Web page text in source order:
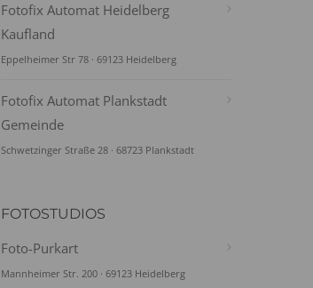
Fotofix Automat Heidelberg
Kaufland
Eppelheimer Str 78 · 69123 Heidelberg
Fotofix Automat Plankstadt
Gemeinde
Schwetzinger Straße 28 · 68723 Plankstadt
FOTOSTUDIOS
Foto-Purkart
Mannheimer Str. 200 · 69123 Heidelberg